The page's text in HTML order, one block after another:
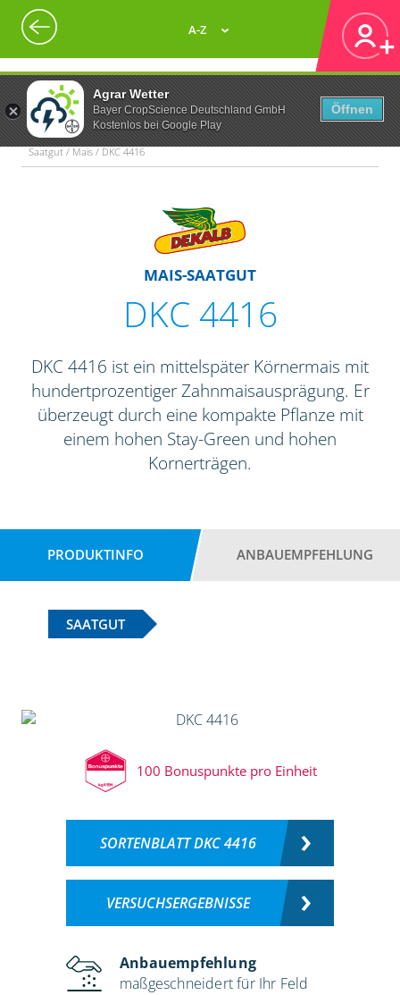
Agrar Wetter
Bayer CropScience Deutschland GmbH
Kostenlos bei Google Play
Öffnen
A-Z
Saatgut / Mais / DKC 4416
MAIS-SAATGUT
DKC 4416
DKC 4416 ist ein mittelspäter Körnermais mit
hundertprozentiger Zahnmaisausprägung. Er
überzeugt durch eine kompakte Pflanze mit
einem hohen Stay-Green und hohen
Kornerträgen.
PRODUKTINFO ANBAUEMPFEHLUNG
SAATGUT
100 Bonuspunkte pro Einheit
SORTENBLATT DKC 4416
VERSUCHSERGEBNISSE
Anbauempfehlung
maßgeschneidert für Ihr Feld